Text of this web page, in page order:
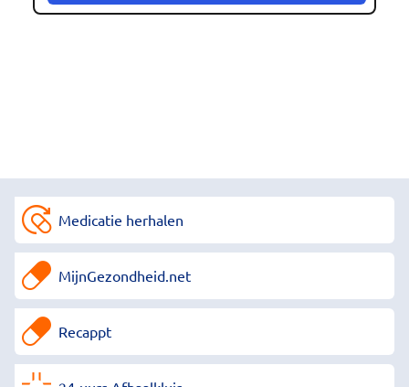
Medicatie herhalen
MijnGezondheid.net
Recappt